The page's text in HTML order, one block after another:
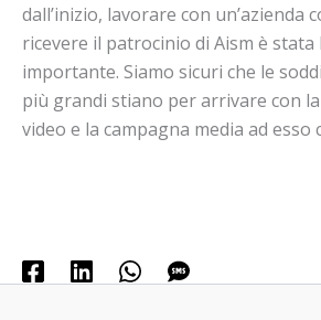
dall’inizio, lavorare con un’azienda
ricevere il patrocinio di Aism è stata
importante. Siamo sicuri che le
più grandi stiano per arrivare con
video e la campagna media ad esso